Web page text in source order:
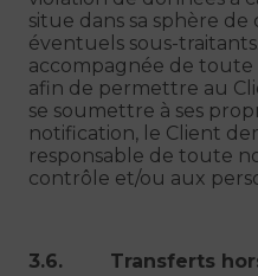
situe dans sa sphère
éventuels sous-
accompagnée de
afin de permettre au
se soumettre à ses
notification, le Client
responsable de toute
contrôle et/ou aux
3.6. Transferts